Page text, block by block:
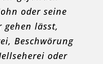
oder seine
gehen lässt,
Beschwörung
oder